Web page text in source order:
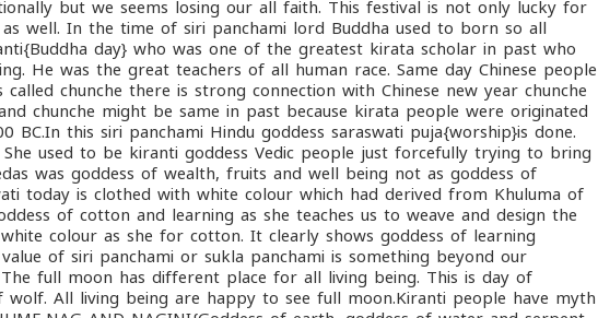
but we seems losing our all faith. This festival is not only lucky for
well. In the time of siri panchami lord Buddha used to born so all
day} who was one of the greatest kirata scholar in past who
He was the great teachers of all human race. Same day Chinese people
called chunche there is strong connection with Chinese new year chunche
chunche might be same in past because kirata people were originated
BC.In this siri panchami Hindu goddess saraswati puja{worship}is done.
used to be kiranti goddess Vedic people just forcefully trying to bring
was goddess of wealth, fruits and well being not as goddess of
today is clothed with white colour which had derived from Khuluma of
of cotton and learning as she teaches us to weave and design the
colour as she for cotton. It clearly shows goddess of learning
of siri panchami or sukla panchami is something beyond our
full moon has different place for all living being. This is day of
wolf. All living being are happy to see full moon.Kiranti people have myth